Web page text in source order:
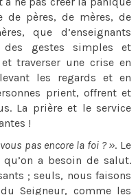
de pères, de mères, de
que d’enseignants
gestes simples et
traverser une crise en
les regards et en
prient, offrent et
La prière et le service
!
pas encore la foi ? ». Le
a besoin de salut.
; seuls, nous faisons
Seigneur, comme les